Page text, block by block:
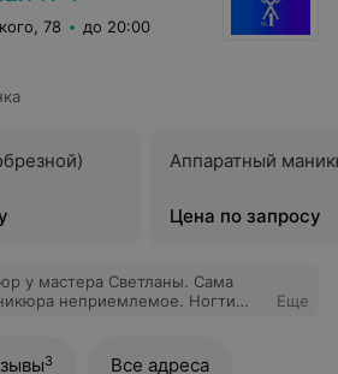
78 до 20:00
Аппаратный
Цена по запросу
у мастера Светланы. Сама
неприемлемое. Ногти
лак нанесен буграми с
еще и отслоился весь. Потеряла
Еще
3 Все адреса